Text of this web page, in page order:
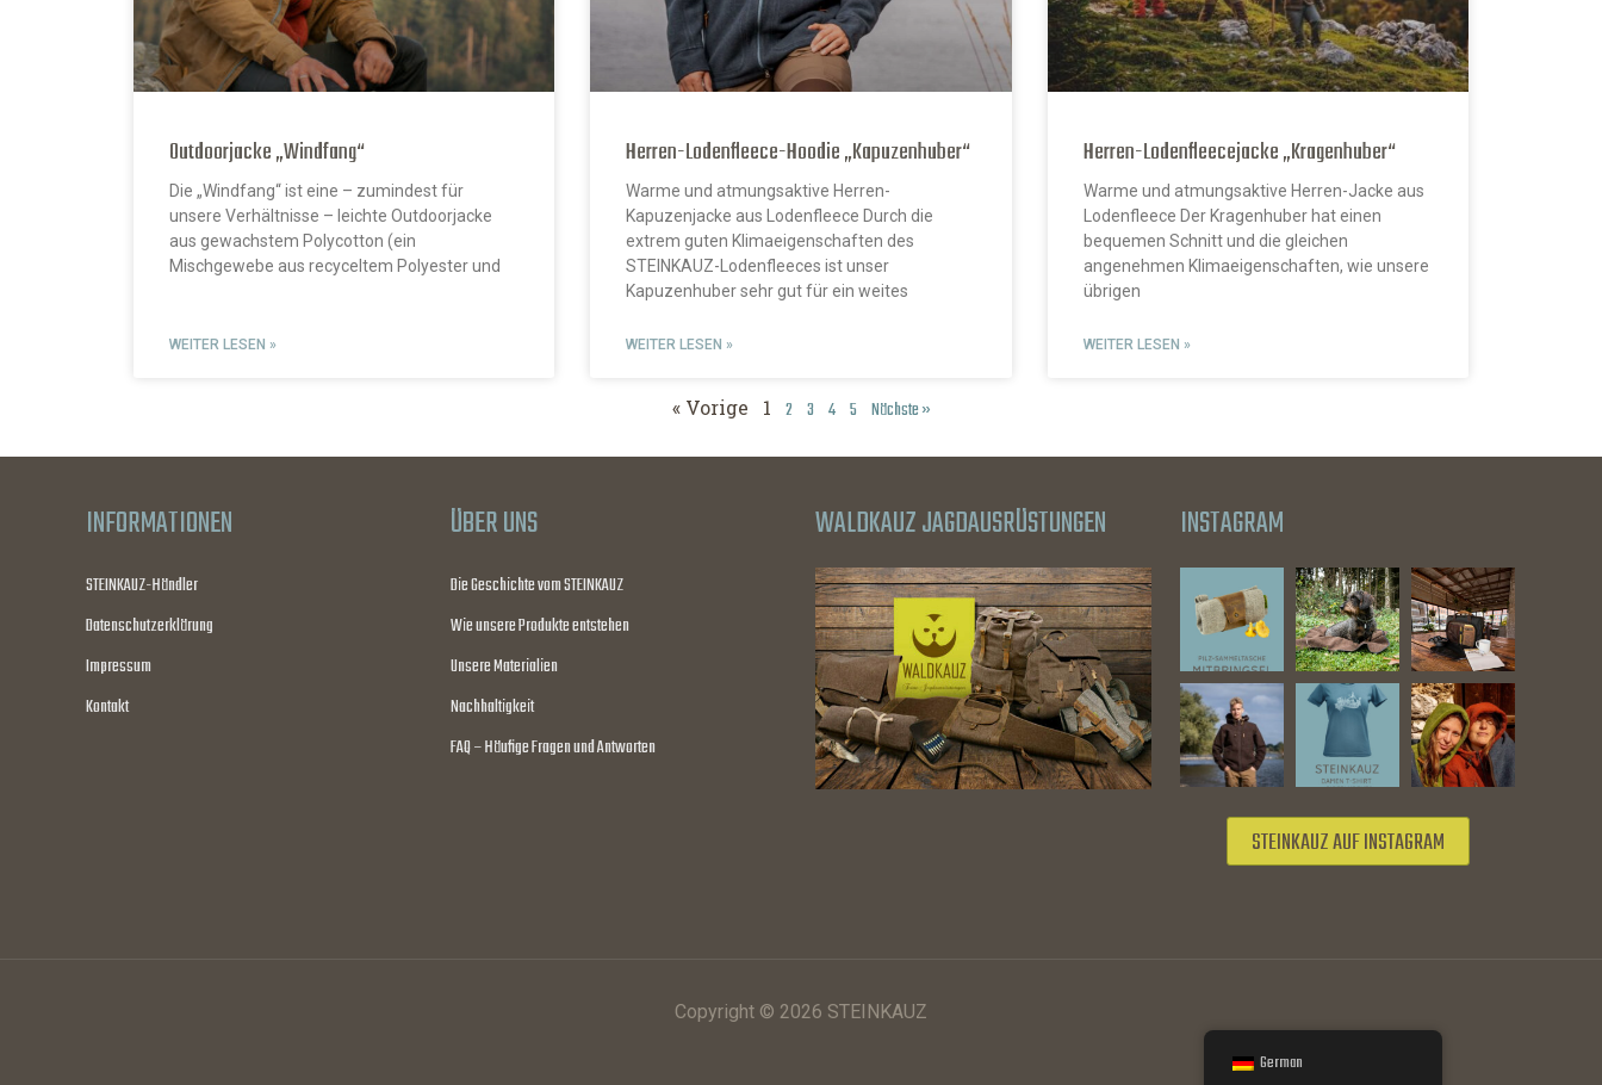
Outdoorjacke „Windfang“
Die „Windfang“ ist eine – zumindest für
unsere Verhältnisse – leichte Outdoorjacke
aus gewachstem Polycotton (ein
Mischgewebe aus recyceltem Polyester und
WEITER LESEN »
Herren-Lodenfleece-Hoodie „Kapuzenhuber“
Warme und atmungsaktive Herren-
Kapuzenjacke aus Lodenfleece Durch die
extrem guten Klimaeigenschaften des
STEINKAUZ-Lodenfleeces ist unser
Kapuzenhuber sehr gut für ein weites
WEITER LESEN »
Herren-Lodenfleecejacke „Kragenhuber“
Warme und atmungsaktive Herren-Jacke aus
Lodenfleece Der Kragenhuber hat einen
bequemen Schnitt und die gleichen
angenehmen Klimaeigenschaften, wie unsere
übrigen
WEITER LESEN »
« Vorige 1 2 3 4 5 Nächste »
INFORMATIONEN
STEINKAUZ-Händler
Datenschutzerklärung
Impressum
Kontakt
ÜBER UNS
Die Geschichte vom STEINKAUZ
Wie unsere Produkte entstehen
Unsere Materialien
Nachhaltigkeit
FAQ – Häufige Fragen und Antworten
WALDKAUZ JAGDAUSRÜSTUNGEN INSTAGRAM
STEINKAUZ AUF INSTAGRAM
Copyright © 2026 STEINKAUZ
German